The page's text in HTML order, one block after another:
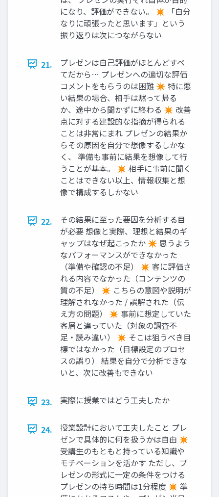
になり、評価ができない。 ✴ 「自分
なりに頑張ったと思います」という
振り返りは次につながらない
21.
プレゼンは自己評価がほとんどすべ
てだから… プレゼンへの適切な評価
コメントをもらうのは困難 ✴ 特に悪
い結果の場合、相手は黙って帰る
か、途中から聞かずに終わる ✴ 改善
点に対する建設的な指摘が得られる
ことは非常にまれ プレゼンの結果か
らその原因を自分で想像するしかな
く、 準備も事前に結果を想像して行
うことが基本。 ✴ 相手に事前に聞く
ことはできない以上、情報収集と想
像で構成するしかない
22.
その結果に至った要因を分析する目
が必要 想像と実際、理想と結果のギ
ャップはなぜ起こったか ✴ 思うよう
なパフォーマンスができなかった
（準備や確認の不足） ✴ 客に評価さ
れる内容でなかった（コンテンツの
質の不足） ✴ こちらの意図や説明が
理解されなかった / 誤解された（伝
え方の問題） ✴ 事前に想定していた
客層と違っていた（対象の調査不
足・読み違い） ✴ そこは狙うべき目
標ではなかった（目標設定のプロセ
スの誤り） 結果を自分で分析できな
いと、次に改善もできない
23. 実際に授業ではどう工夫したか
24.
授業設計において工夫したこと プレ
ゼンで具体的に何を扱うかは自由 ✴
受講生のもともと持っている知識や
モチベーションを活かす ただし、プ
レゼンの形式に一定の条件をつける
プレゼンの持ち時間は1分程度 ✴ 準